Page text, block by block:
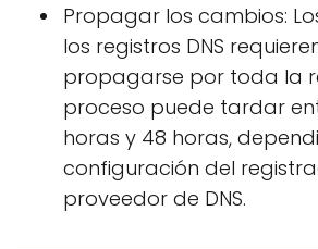
Propagar los cambios:
los registros DNS
propagarse por toda la
proceso puede tardar
horas y 48 horas,
configuración del
proveedor de DNS.